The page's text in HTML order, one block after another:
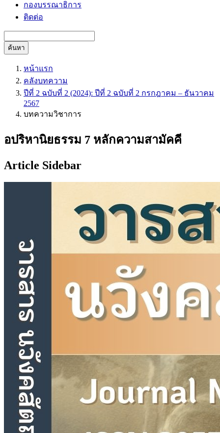
กองบรรณาธิการ
ติดต่อ
ค้นหา
หน้าแรก
คลังบทความ
ปีที่ 2 ฉบับที่ 2 (2024): ปีที่ 2 ฉบับที่ 2 กรกฎาคม – ธันวาคม
2567
บทความวิชาการ
อปริหานิยธรรม 7 หลักความสามัคคี
Article Sidebar